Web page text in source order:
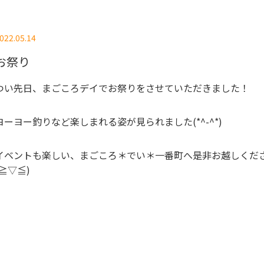
祭り
い先日、まごころデイでお祭りをさせていただきました！
ーヨー釣りなど楽しまれる姿が見られました(*^-^*)
ベントも楽しい、まごころ＊でい＊一番町へ是非お越しくだ